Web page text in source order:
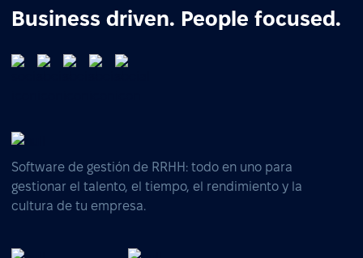
Business driven. People focused.
Software de gestión de RRHH: todo en uno para
gestionar el talento, el tiempo, el rendimiento y la
cultura de tu empresa.